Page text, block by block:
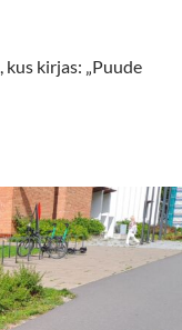
kirjas: „Puude